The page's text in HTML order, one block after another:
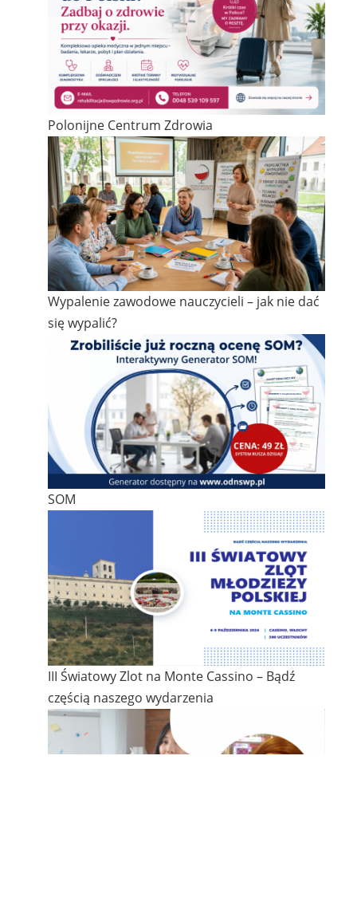
Polonijne Centrum Zdrowia
Wypalenie zawodowe nauczycieli – jak nie dać
się wypalić?
SOM
III Światowy Zlot na Monte Cassino – Bądź
częścią naszego wydarzenia